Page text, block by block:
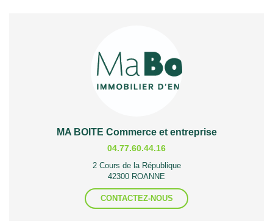
MA BOITE Commerce et entreprise
04.77.60.44.16
2 Cours de la République
42300 ROANNE
CONTACTEZ-NOUS